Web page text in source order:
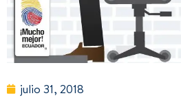
julio 31, 2018